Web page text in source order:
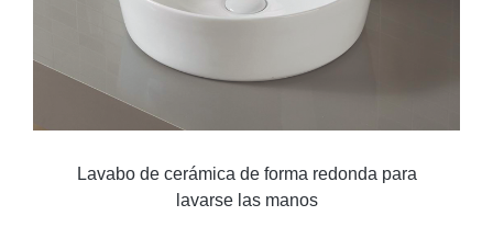
Lavabo de cerámica de forma redonda para
lavarse las manos